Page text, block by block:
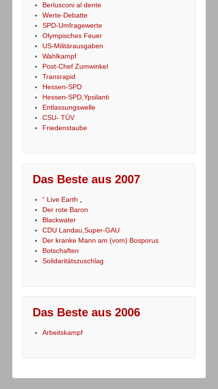
Berlusconi al dente
Werte-Debatte
SPD-Umfragewerte
Olympisches Feuer
US-Militärausgaben
Wahlkampf
Post-Chef Zumwinkel
Transrapid
Hessen-SPD
Hessen-SPD,Ypsilanti
Entlassungswelle
CSU- TÜV
Friedenstaube
Das Beste aus 2007
“ Live Earth „
Der rote Baron
Blackwater
CDU Landau,Super-GAU
Der kranke Mann am (vom) Bosporus
Botschaften
Solidaritätszuschlag
Das Beste aus 2006
Arbeitskampf